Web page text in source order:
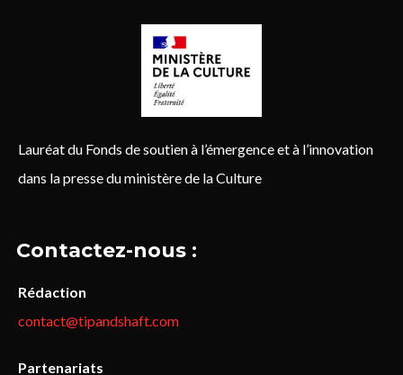
Lauréat du Fonds de soutien à l’émergence et à l’innovation
dans la presse du ministère de la Culture
Contactez-nous :
Rédaction
contact@tipandshaft.com
Partenariats